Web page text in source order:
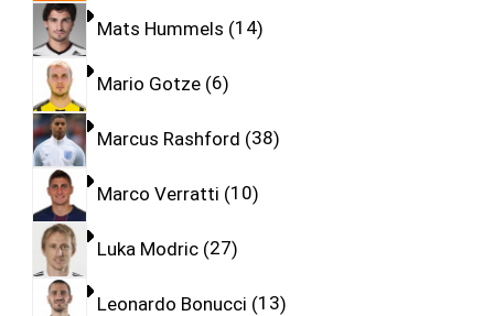
Mats Hummels 14
Mario Gotze 6
Marcus Rashford 38
Marco Verratti 10
Luka Modric 27
Leonardo Bonucci 13